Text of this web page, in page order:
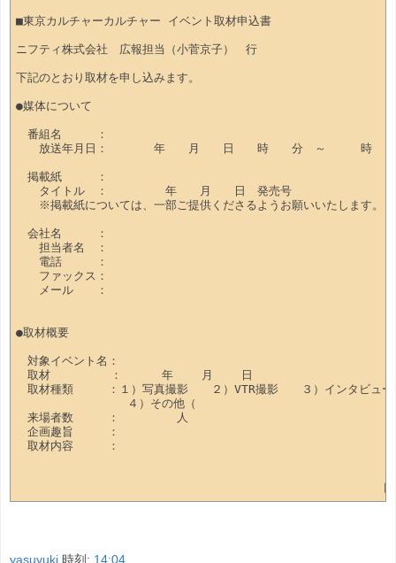
■東京カルチャーカルチャー イベント取材申込書
ニフティ株式会社　広報担当（小菅京子）　行
下記のとおり取材を申し込みます。
●媒体について
番組名　　　：
放送年月日：　　　　年　　月　　日　　時　　分　～　　　時　
掲載紙　　　：
タイトル　：　　　　　年　　月　　日　発売号
※掲載紙については、一部ご提供くださるようお願いいたします。
会社名　　　：
担当者名　：
電話　　　：
ファックス：
メール　　：
●取材概要
対象イベント名：
取材　　　　  ：　    年    月    日
取材種類　　　：１）写真撮影　　２）VTR撮影　　３）インタビュー
　　　　　　４）その他（　　　　　　　　　　　　　　　　　
来場者数　　　：　　　　　人
企画趣旨　　　：
取材内容　　　：
yasuyuki 時刻: 14:04